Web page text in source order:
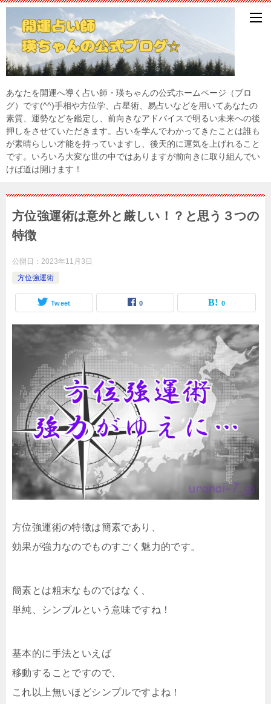
あなたを開運へ導く占い師・瑛ちゃんの公式ホームページ（ブロ
グ）です(^^)手相や方位学、占星術、易占いなどを用いてあなたの
素質、運勢などを鑑定し、前向きなアドバイスで明るい未来への後
押しをさせていただきます。占いを学んでわかってきたことは誰も
が素晴らしい才能を持っていますし、後天的に運気を上げれること
です。いろいろ大変な世の中ではありますが前向きに取り組んでい
けば道は開けます！
方位強運術は意外と厳しい！？と思う３つの
特徴
公開日： 2023年11月3日
方位強運術
Tweet 0 0
方位強運術の特徴は簡素であり、
効果が強力なのでものすごく魅力的です。
簡素とは粗末なものではなく、
単純、シンプルという意味ですね！
基本的に手法といえば
移動することですので、
これ以上無いほどシンプルですよね！